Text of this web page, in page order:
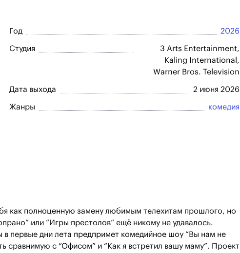
Год 2026
Студия
3 Arts Entertainment,
Kaling International,
Warner Bros. Television
Дата выхода 2 июня 2026
Жанры комедия
как полноценную замену любимым телехитам прошлого, но
или “Игры престолов” ещё никому не удавалось.
первые дни лета предпримет комедийное шоу “Вы нам не
сравнимую с “Офисом” и “Как я встретил вашу маму”. Проект